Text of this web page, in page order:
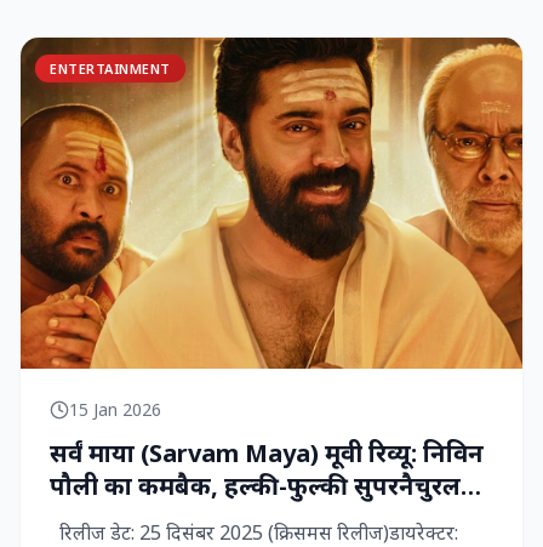
ENTERTAINMENT
15 Jan 2026
सर्वं माया (Sarvam Maya) मूवी रिव्यू: निविन
पौली का कमबैक, हल्की-फुल्की सुपरनैचुरल
कॉमेडी जो दिल को छू जाती है
रिलीज डेट: 25 दिसंबर 2025 (क्रिसमस रिलीज)डायरेक्टर: